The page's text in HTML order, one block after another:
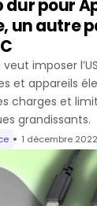
dur pour
un autre
veut imposer
et appareils
charges et
grandissants.
1 décembre 2022